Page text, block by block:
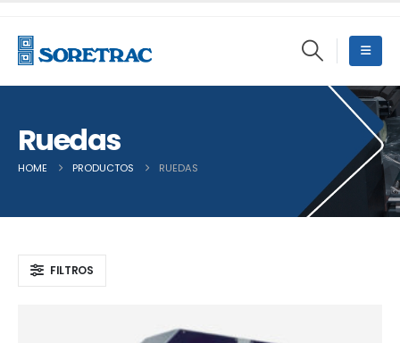
Ruedas
HOME PRODUCTOS RUEDAS
FILTROS